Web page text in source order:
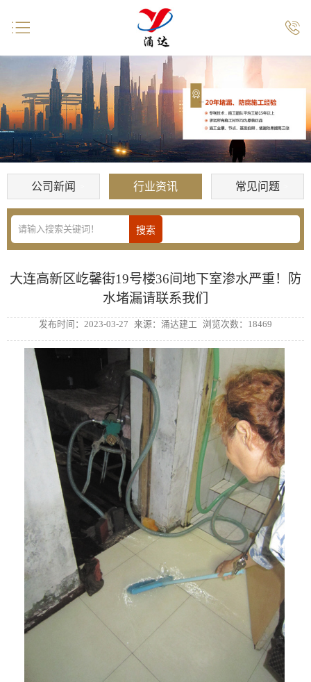
公司新闻 行业资讯 常见问题
大连高新区屹馨街19号楼36间地下室渗水严重！防
水堵漏请联系我们
发布时间：2023-03-27 来源：涌达建工 浏览次数：18469
 